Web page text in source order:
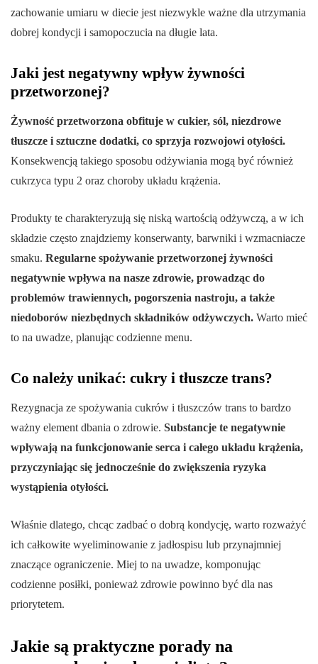
zachowanie umiaru w diecie jest niezwykle ważne dla utrzymania
dobrej kondycji i samopoczucia na długie lata.
Jaki jest negatywny wpływ żywności
przetworzonej?
Żywność przetworzona obfituje w cukier, sól, niezdrowe
tłuszcze i sztuczne dodatki, co sprzyja rozwojowi otyłości.
Konsekwencją takiego sposobu odżywiania mogą być również
cukrzyca typu 2 oraz choroby układu krążenia.
Produkty te charakteryzują się niską wartością odżywczą, a w ich
składzie często znajdziemy konserwanty, barwniki i wzmacniacze
smaku. Regularne spożywanie przetworzonej żywności
negatywnie wpływa na nasze zdrowie, prowadząc do
problemów trawiennych, pogorszenia nastroju, a także
niedoborów niezbędnych składników odżywczych. Warto mieć
to na uwadze, planując codzienne menu.
Co należy unikać: cukry i tłuszcze trans?
Rezygnacja ze spożywania cukrów i tłuszczów trans to bardzo
ważny element dbania o zdrowie. Substancje te negatywnie
wpływają na funkcjonowanie serca i całego układu krążenia,
przyczyniając się jednocześnie do zwiększenia ryzyka
wystąpienia otyłości.
Właśnie dlatego, chcąc zadbać o dobrą kondycję, warto rozważyć
ich całkowite wyeliminowanie z jadłospisu lub przynajmniej
znaczące ograniczenie. Miej to na uwadze, komponując
codzienne posiłki, ponieważ zdrowie powinno być dla nas
priorytetem.
Jakie są praktyczne porady na